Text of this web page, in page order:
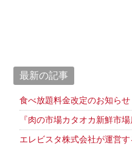
最新の記事
食べ放題料金改定のお知らせ
『肉の市場カタオカ新鮮市
エレビスタ株式会社が運営